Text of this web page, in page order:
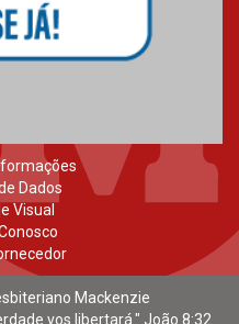
Dados
Visual
Mackenzie
vos libertará." João 8:32